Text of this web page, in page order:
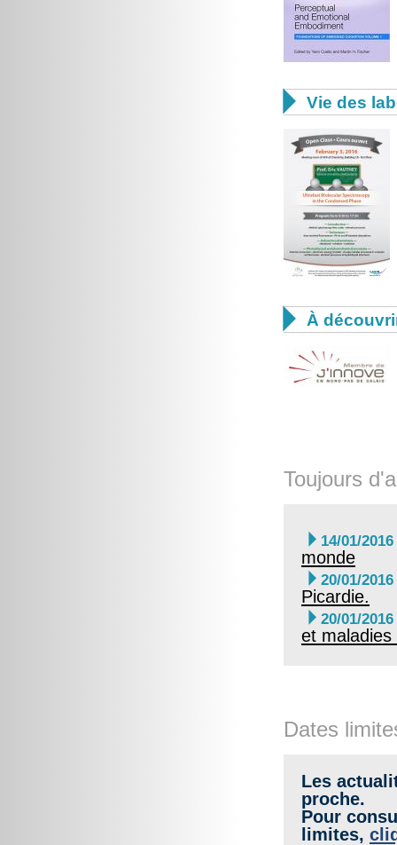
 Vie des
 À
Toujours
 14/01/2016
monde
 20/01/2016
Picardie.
 20/01/2016
et
Dates
Les
proche.
Pour
limites,